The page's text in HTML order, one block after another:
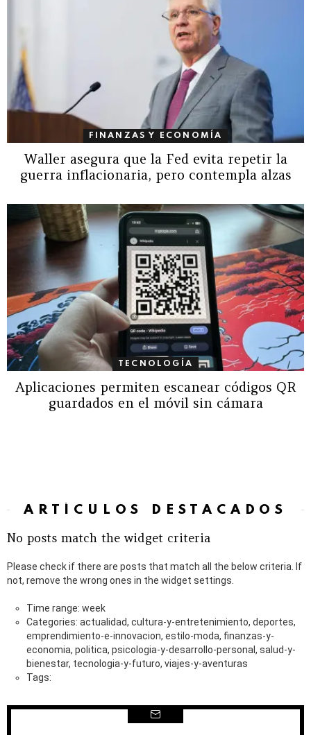
FINANZAS Y ECONOMÍA
Waller asegura que la Fed evita repetir la
guerra inflacionaria, pero contempla alzas
TECNOLOGÍA
Aplicaciones permiten escanear códigos QR
guardados en el móvil sin cámara
ARTÍCULOS DESTACADOS
No posts match the widget criteria
Please check if there are posts that match all the below criteria. If
not, remove the wrong ones in the widget settings.
Time range: week
Categories: actualidad, cultura-y-entretenimiento, deportes,
emprendimiento-e-innovacion, estilo-moda, finanzas-y-
economia, politica, psicologia-y-desarrollo-personal, salud-y-
bienestar, tecnologia-y-futuro, viajes-y-aventuras
Tags: